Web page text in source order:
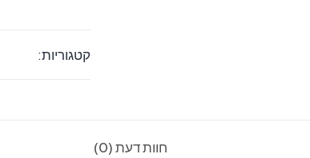
Apple
קטגוריות:
חוות דעת (0)